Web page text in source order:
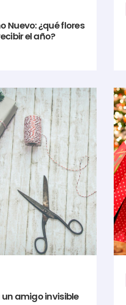
Nuevo: ¿qué flores
el año?
amigo invisible